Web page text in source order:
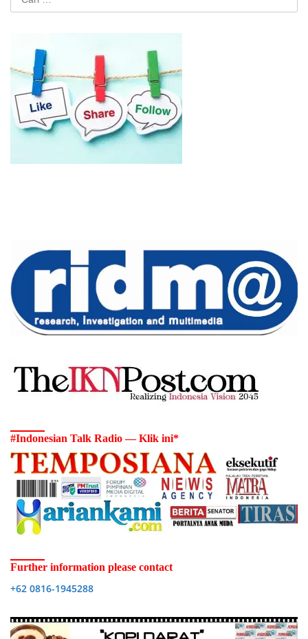
untuk:
#Indonesian Talk Radio — Klik ini*
Further information please contact
+62 0816-1945288